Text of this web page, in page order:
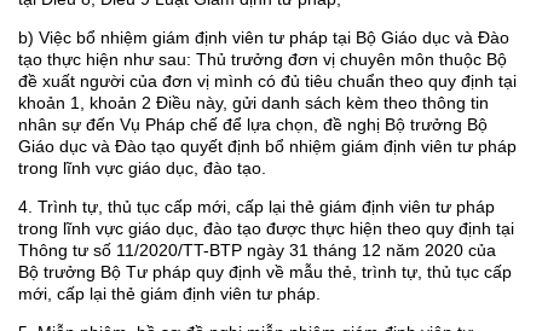
b) Việc bổ nhiệm giám định viên tư pháp tại Bộ Giáo dục và Đào
tạo thực hiện như sau: Thủ trưởng đơn vị chuyên môn thuộc Bộ
đề xuất người của đơn vị mình có đủ tiêu chuẩn theo quy định tại
khoản 1, khoản 2 Điều này, gửi danh sách kèm theo thông tin
nhân sự đến Vụ Pháp chế để lựa chọn, đề nghị Bộ trưởng Bộ
Giáo dục và Đào tạo quyết định bổ nhiệm giám định viên tư pháp
trong lĩnh vực giáo dục, đào tạo.
4. Trình tự, thủ tục cấp mới, cấp lại thẻ giám định viên tư pháp
trong lĩnh vực giáo dục, đào tạo được thực hiện theo quy định tại
Thông tư số 11/2020/TT-BTP ngày 31 tháng 12 năm 2020 của
Bộ trưởng Bộ Tư pháp quy định về mẫu thẻ, trình tự, thủ tục cấp
mới, cấp lại thẻ giám định viên tư pháp.